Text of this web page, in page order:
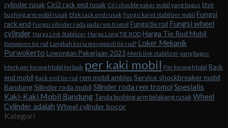
cylinder rusak Ciri2 rack end rusak Ciri shockbreaker mobil yang bagus Efek
bushing arm mobil rusak Efek rack end rusak Fungsi karet stabilizer mobil Fungsi
rack end Fungsi silinder roda pada rem tromol Fungsi tie rod Fungsi wheel
cylinder Harga Link Stabilizer Harga Long TIE ROD Harga Tie Rod Mobil
Komponen tie rod Langkah kerja mengganti tie rod? Loker Mekanik
Purwokerto Lowongan Pekerjaan 2023 Merk link stabilizer yang bagus
Merk per keong Mobil terbaik per kaki mobil Per keong Mobil Rack
end mobil Rack end tie rod rem mobil amblesService shockbreaker mobil
BandungSilinder roda mobil Silinder roda rem tromol Spesialis
Kaki-Kaki Mobil Bandung Tanda bushing arm belakang rusak Wheel
Cylinder adalah Wheel cylinder bocor
Kategori